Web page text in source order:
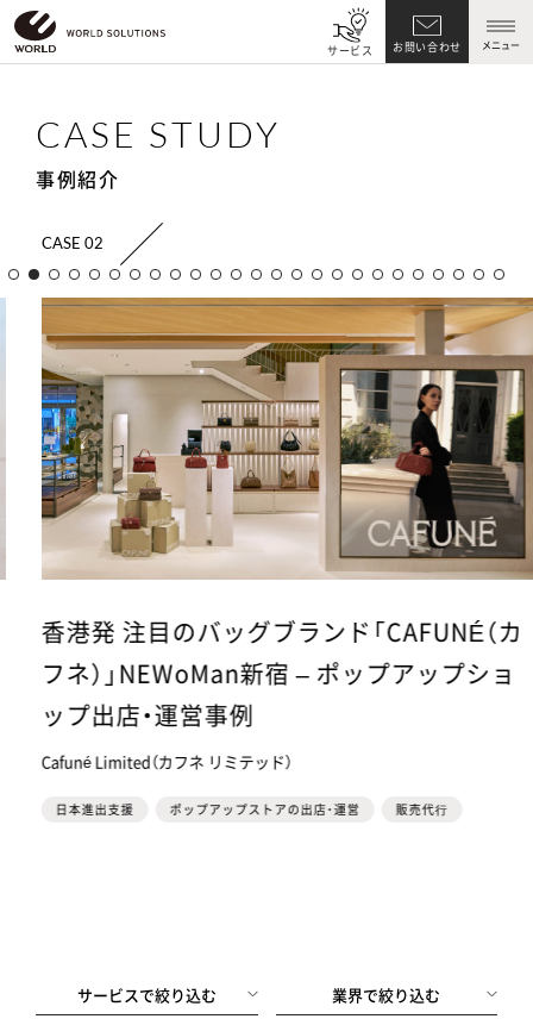
サービス お問い合わせ メニュー
CASE STUDY
事例紹介
CASE 02
香港発 注目のバッグブランド「CAFUNÉ（カ
フネ）」NEWoMan新宿 – ポップアップショ
ップ出店・運営事例
Cafuné Limited（カフネ リミテッド）
日本進出支援 ポップアップストアの出店・運営 販売代⾏
サービスで絞り込む 業界で絞り込む